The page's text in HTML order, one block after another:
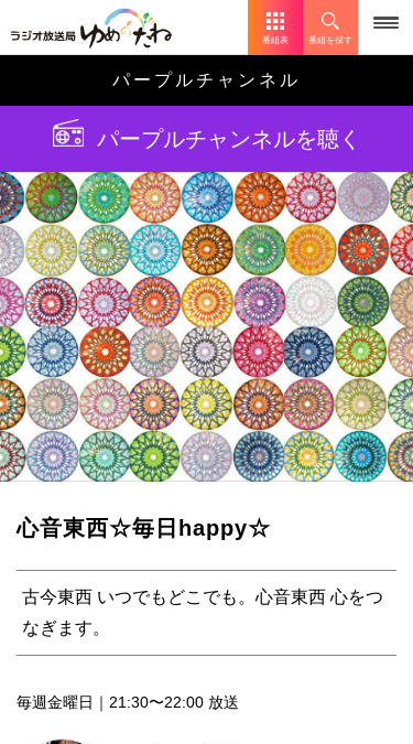
番組表 番組を探す
パープルチャンネル
パープルチャンネルを聴く
心音東西☆毎日happy☆
古今東西 いつでもどこでも。心音東西 心をつ
なぎます。
毎週金曜日｜21:30〜22:00 放送